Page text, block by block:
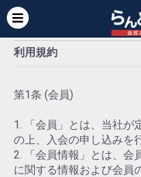
利用規約
第1条 (会員)
1. 「会員」とは、当社が
の上、入会の申し込みを
2. 「会員情報」とは、会
に関する情報および会員